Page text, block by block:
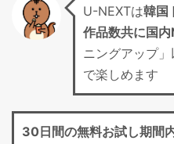
U-NEXTは韓国
作品数共に国内
ニングアップ
で楽しめます
30日間の無料お試し期間